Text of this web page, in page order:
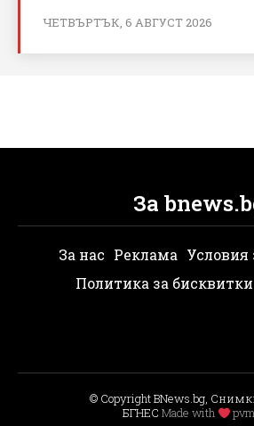
ЧЕТВЪРТЪК, 6 АВГУСТ 2026
За
За нас Реклама Условия
Политика за бисквитки
© Copyright BNews.bg,
БГНЕС Мade with